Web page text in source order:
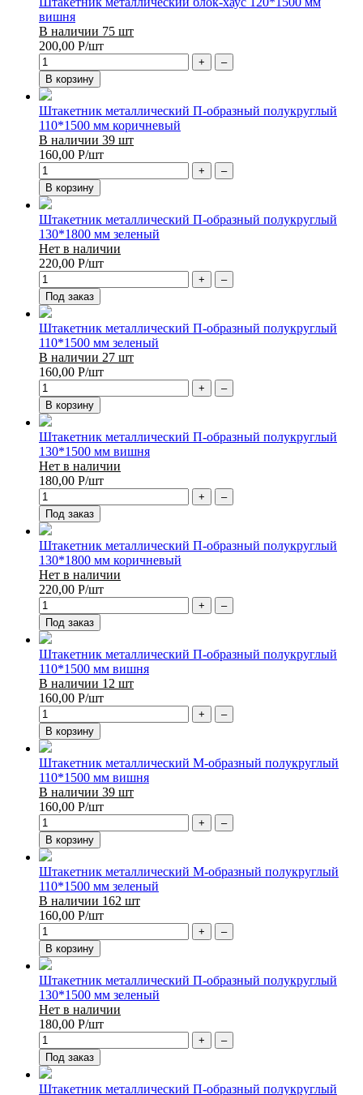
вишня
В наличии 75 шт
200,00 Р/шт
+
–
В корзину
Штакетник металлический П-образный полукруглый
110*1500 мм коричневый
В наличии 39 шт
160,00 Р/шт
+
–
В корзину
Штакетник металлический П-образный полукруглый
130*1800 мм зеленый
Нет в наличии
220,00 Р/шт
+
–
Под заказ
Штакетник металлический П-образный полукруглый
110*1500 мм зеленый
В наличии 27 шт
160,00 Р/шт
+
–
В корзину
Штакетник металлический П-образный полукруглый
130*1500 мм вишня
Нет в наличии
180,00 Р/шт
+
–
Под заказ
Штакетник металлический П-образный полукруглый
130*1800 мм коричневый
Нет в наличии
220,00 Р/шт
+
–
Под заказ
Штакетник металлический П-образный полукруглый
110*1500 мм вишня
В наличии 12 шт
160,00 Р/шт
+
–
В корзину
Штакетник металлический М-образный полукруглый
110*1500 мм вишня
В наличии 39 шт
160,00 Р/шт
+
–
В корзину
Штакетник металлический М-образный полукруглый
110*1500 мм зеленый
В наличии 162 шт
160,00 Р/шт
+
–
В корзину
Штакетник металлический П-образный полукруглый
130*1500 мм зеленый
Нет в наличии
180,00 Р/шт
+
–
Под заказ
Штакетник металлический П-образный полукруглый